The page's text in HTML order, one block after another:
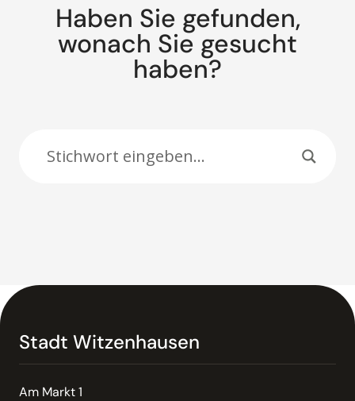
Haben Sie gefunden,
wonach Sie gesucht
haben?
Stadt Witzenhausen
Am Markt 1